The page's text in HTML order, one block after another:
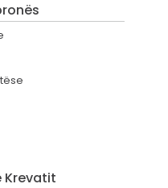
Krevatit